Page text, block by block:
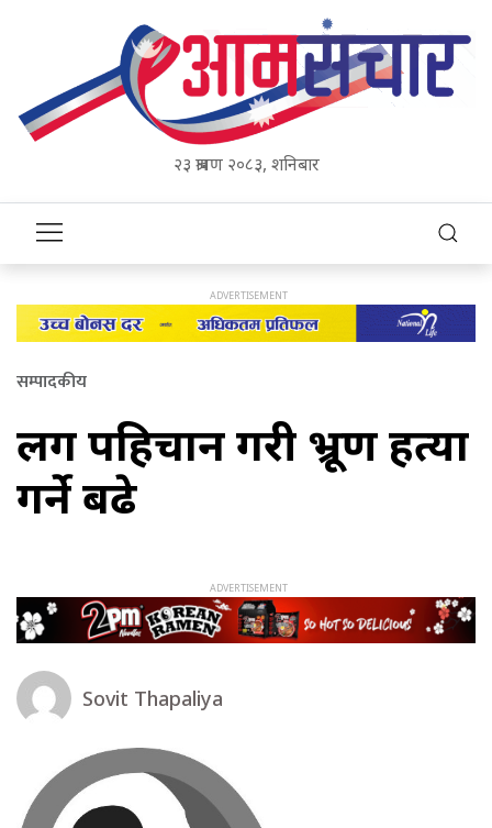
२३ श्रावण २०८३, शनिबार
सम्पादकीय
लिंग पहिचान गरी भ्रूण हत्या
गर्ने बढे
Sovit Thapaliya